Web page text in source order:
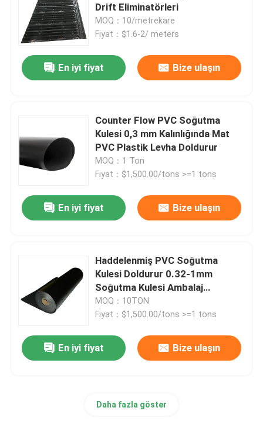
Drift Eliminatörleri
MOQ：10/metrekare
Fiyat：$1.6-2/ meters
En iyi fiyat Bize ulaşın
Counter Flow PVC Soğutma
Kulesi 0,3 mm Kalınlığında Mat
PVC Plastik Levha Doldurur
MOQ：1 Ton
Fiyat：$1,500.00/tons >=1 tons
En iyi fiyat Bize ulaşın
Haddelenmiş PVC Soğutma
Kulesi Doldurur 0.32-1mm
Soğutma Kulesi Ambalaj
Malzemesi
MOQ：10TON
Fiyat：$1,500.00/tons >=1 tons
En iyi fiyat Bize ulaşın
Daha fazla göster